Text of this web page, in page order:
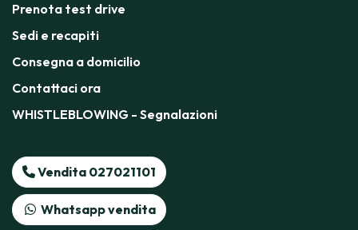
Prenota test drive
Sedi e recapiti
Consegna a domicilio
Contattaci ora
WHISTLEBLOWING - Segnalazioni
Vendita 027021101
Whatsapp vendita